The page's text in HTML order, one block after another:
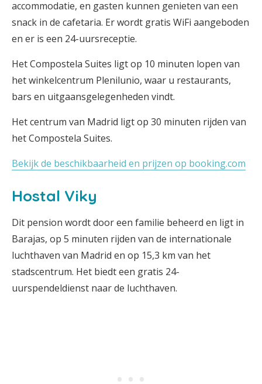
accommodatie, en gasten kunnen genieten van een
snack in de cafetaria. Er wordt gratis WiFi aangeboden
en er is een 24-uursreceptie.
Het Compostela Suites ligt op 10 minuten lopen van
het winkelcentrum Plenilunio, waar u restaurants,
bars en uitgaansgelegenheden vindt.
Het centrum van Madrid ligt op 30 minuten rijden van
het Compostela Suites.
Bekijk de beschikbaarheid en prijzen op booking.com
Hostal Viky
Dit pension wordt door een familie beheerd en ligt in
Barajas, op 5 minuten rijden van de internationale
luchthaven van Madrid en op 15,3 km van het
stadscentrum. Het biedt een gratis 24-
uurspendeldienst naar de luchthaven.